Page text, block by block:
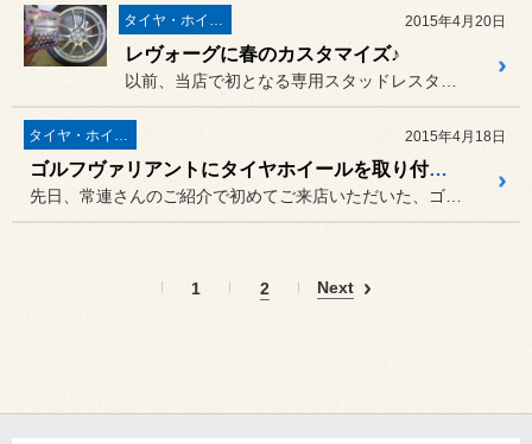
2015年4月20日
レヴォーグに春のカスタマイズ♪
2015年4月18日
ゴルフヴァリアントにタイヤホイールを取り付け！
1 2 Next